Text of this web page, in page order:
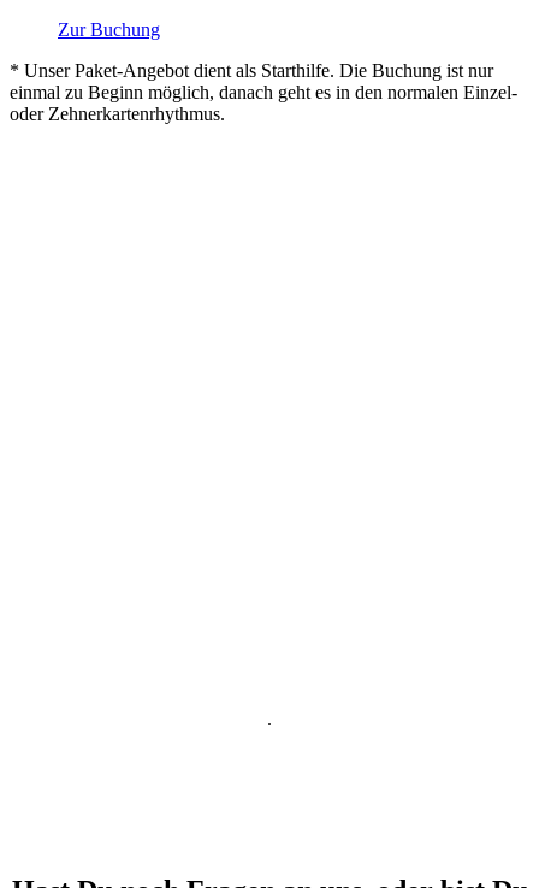
Zur Buchung
* Unser Paket-Angebot dient als Starthilfe. Die Buchung ist nur
einmal zu Beginn möglich, danach geht es in den normalen Einzel-
oder Zehnerkartenrhythmus.
.